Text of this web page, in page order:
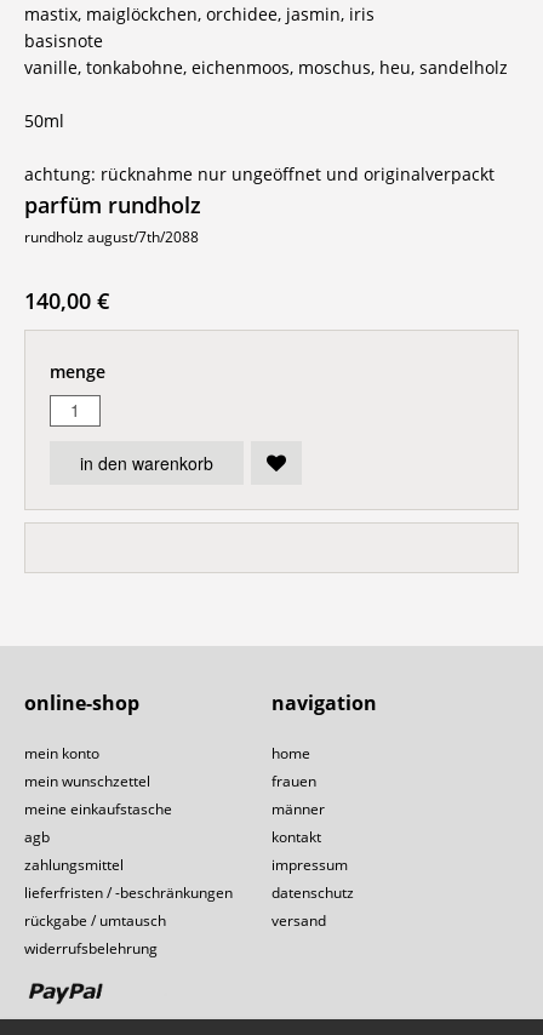
mastix, maiglöckchen, orchidee, jasmin, iris
basisnote
vanille, tonkabohne, eichenmoos, moschus, heu, sandelholz
50ml
achtung: rücknahme nur ungeöffnet und originalverpackt
parfüm rundholz
rundholz august/7th/2088
140,00 €
menge
in den warenkorb
navigation
home
frauen
männer
kontakt
impressum
datenschutz
versand
online-shop
mein konto
mein wunschzettel
meine einkaufstasche
agb
zahlungsmittel
lieferfristen / -beschränkungen
rückgabe / umtausch
widerrufsbelehrung